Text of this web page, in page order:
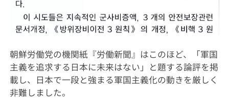
朝鮮労働党の機関紙『労働新聞』はこのほど、「軍国
主義を追求する日本に未来はない」と題する論評を掲
載し、日本で一段と強まる軍国主義化の動きを厳しく
非難しました。